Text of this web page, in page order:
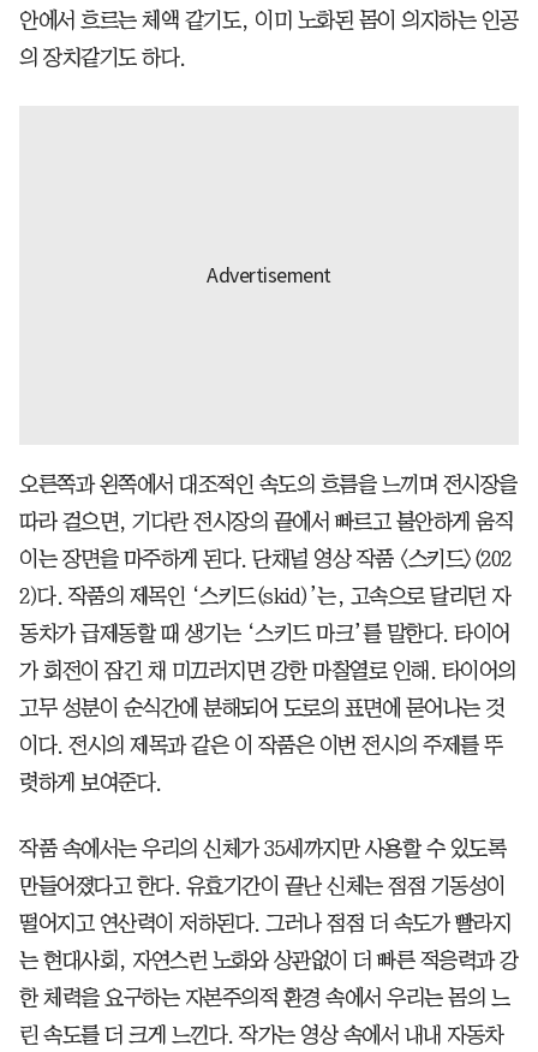
안에서 흐르는 체액 같기도, 이미 노화된 몸이 의지하는 인공
의 장치같기도 하다.
오른쪽과 왼쪽에서 대조적인 속도의 흐름을 느끼며 전시장을
따라 걸으면, 기다란 전시장의 끝에서 빠르고 불안하게 움직
이는 장면을 마주하게 된다. 단채널 영상 작품 <스키드>(202
2)다. 작품의 제목인 ‘스키드(skid)’는, 고속으로 달리던 자
동차가 급제동할 때 생기는 ‘스키드 마크’를 말한다. 타이어
가 회전이 잠긴 채 미끄러지면 강한 마찰열로 인해. 타이어의
고무 성분이 순식간에 분해되어 도로의 표면에 묻어나는 것
이다. 전시의 제목과 같은 이 작품은 이번 전시의 주제를 뚜
렷하게 보여준다.
작품 속에서는 우리의 신체가 35세까지만 사용할 수 있도록
만들어졌다고 한다. 유효기간이 끝난 신체는 점점 기동성이
떨어지고 연산력이 저하된다. 그러나 점점 더 속도가 빨라지
는 현대사회, 자연스런 노화와 상관없이 더 빠른 적응력과 강
한 체력을 요구하는 자본주의적 환경 속에서 우리는 몸의 느
린 속도를 더 크게 느낀다. 작가는 영상 속에서 내내 자동차